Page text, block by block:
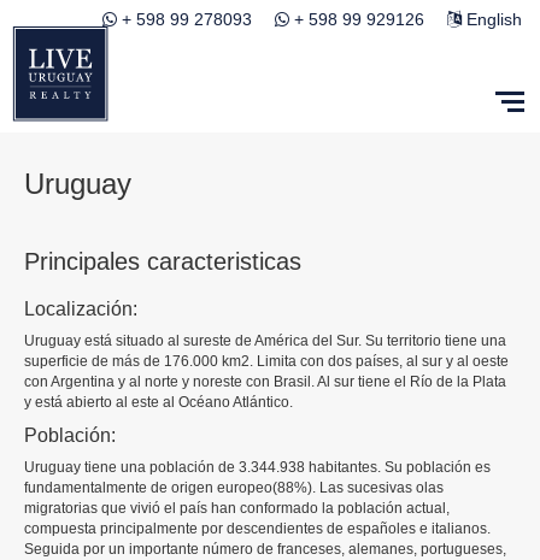
+ 598 99 278093 + 598 99 929126 English
Uruguay
Principales caracteristicas
Localización:
Uruguay está situado al sureste de América del Sur. Su territorio tiene una
superficie de más de 176.000 km2. Limita con dos países, al sur y al oeste
con Argentina y al norte y noreste con Brasil. Al sur tiene el Río de la Plata
y está abierto al este al Océano Atlántico.
Población:
Uruguay tiene una población de 3.344.938 habitantes. Su población es
fundamentalmente de origen europeo(88%). Las sucesivas olas
migratorias que vivió el país han conformado la población actual,
compuesta principalmente por descendientes de españoles e italianos.
Seguida por un importante número de franceses, alemanes, portugueses,